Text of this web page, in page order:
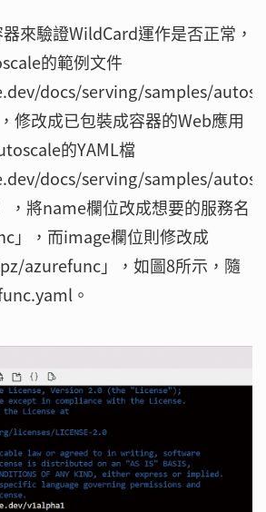
來驗證WildCard運作是否正常，
的範例文件
docs/serving/samples/
改成已包裝成容器的Web應用
的YAML檔
docs/serving/samples/
將name欄位改成想要的服務名
」，而image欄位則修改成
azurefunc」，如圖8所示，隨
。